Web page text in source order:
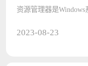
资源管理器是
2023-08-23